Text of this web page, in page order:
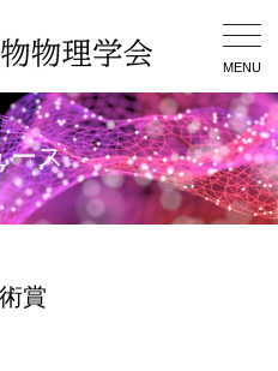
MENU
ース
賞